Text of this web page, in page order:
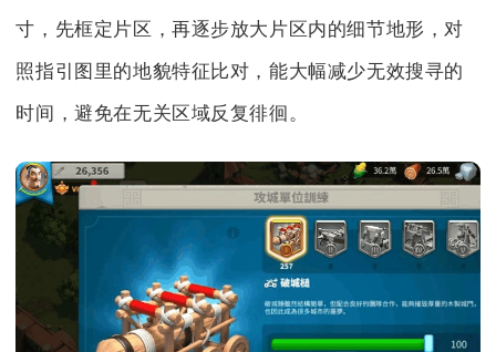
寸，先框定片区，再逐步放大片区内的细节地形，对
照指引图里的地貌特征比对，能大幅减少无效搜寻的
时间，避免在无关区域反复徘徊。